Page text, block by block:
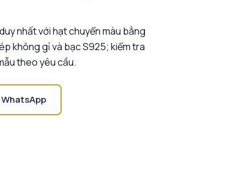
nhất với hạt chuyển màu bằng
không gỉ và bạc S925; kiểm tra
theo yêu cầu.